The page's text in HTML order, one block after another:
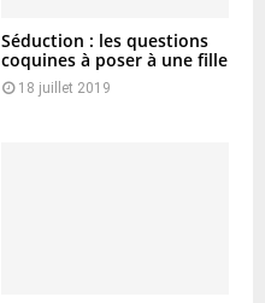
Séduction : les questions
coquines à poser à une fille
18 juillet 2019